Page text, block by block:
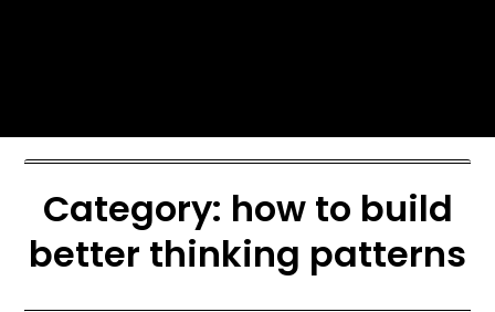
Category: how to build
better thinking patterns